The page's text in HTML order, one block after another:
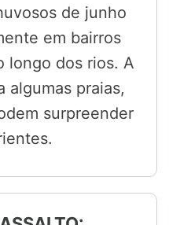
de junho
em bairros
longo dos rios. A
algumas praias,
surpreender